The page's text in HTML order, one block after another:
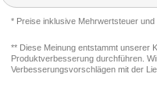
* Preise inklusive Mehrwertsteuer
** Diese Meinung entstammt unserer
Produktverbesserung durchführen.
Verbesserungsvorschlägen mit der